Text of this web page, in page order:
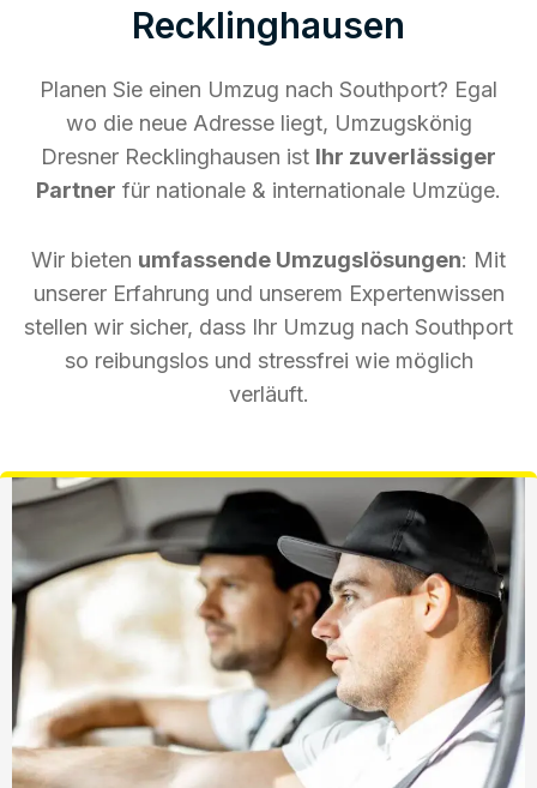
Recklinghausen
Planen Sie einen Umzug nach Southport? Egal
wo die neue Adresse liegt, Umzugskönig
Dresner Recklinghausen ist Ihr zuverlässiger
Partner für nationale & internationale Umzüge.
Wir bieten umfassende Umzugslösungen: Mit
unserer Erfahrung und unserem Expertenwissen
stellen wir sicher, dass Ihr Umzug nach Southport
so reibungslos und stressfrei wie möglich
verläuft.